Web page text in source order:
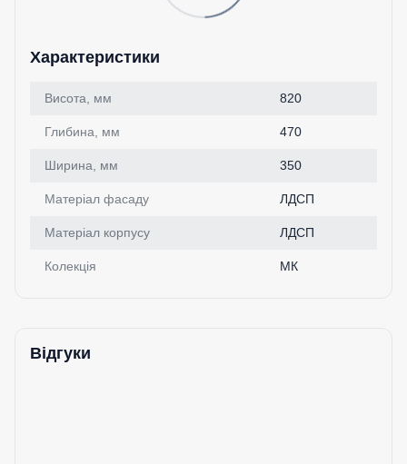
Характеристики
Висота, мм 820
Глибина, мм 470
Ширина, мм 350
Матеріал фасаду ЛДСП
Матеріал корпусу ЛДСП
Колекція МК
Відгуки